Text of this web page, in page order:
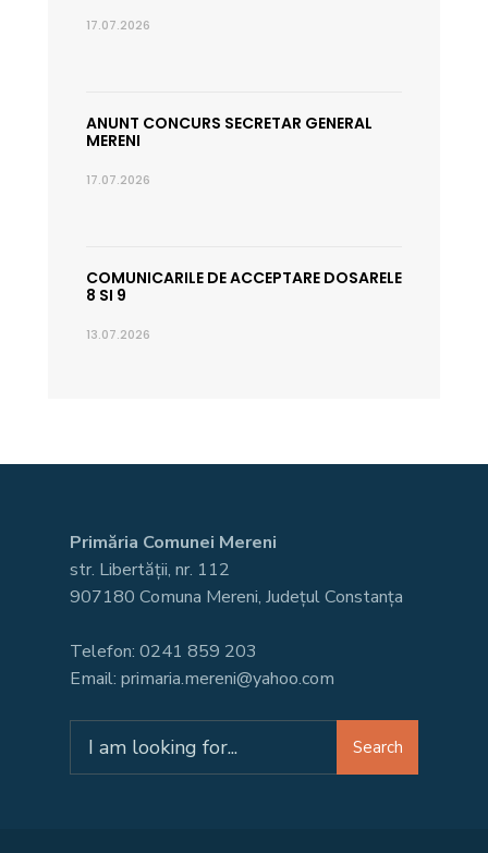
17.07.2026
ANUNT CONCURS SECRETAR GENERAL
MERENI
17.07.2026
COMUNICARILE DE ACCEPTARE DOSARELE
8 SI 9
13.07.2026
Primăria Comunei Mereni
str. Libertății, nr. 112
907180 Comuna Mereni, Județul Constanța
Telefon: 0241 859 203
Email: primaria.mereni@yahoo.com
for:
Search